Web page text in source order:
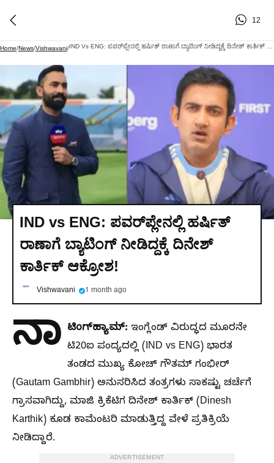
12
Home/News/Vishwavani/
IND vs ENG: ಪವರ್‌ಪ್ಲೇನಲ್ಲಿ ಹರ್ಷಿತ್‌
ರಾಣಾಗೆ ಬ್ಯಾಟಿಂಗ್‌ ನೀಡಿದ್ದಕ್ಕೆ ದಿನೇಶ್‌
ಕಾರ್ತಿಕ್‌ ಆಕ್ರೋಶ!
Vishwavani 1 month ago
ನಾ ಟಿಂಗ್‌ಹ್ಯಾಮ್‌: ಇಂಗ್ಲೆಂಡ್ ವಿರುದ್ಧದ ಮೂರನೇ
ಟಿ20ಐ ಪಂದ್ಯದಲ್ಲಿ (IND vs ENG) ಭಾರತ
ತಂಡದ ಮುಖ್ಯ ಕೋಚ್ ಗೌತಮ್ ಗಂಭೀರ್
(Gautam Gambhir) ಅನುಸರಿಸಿದ ತಂತ್ರಗಳು ಸಾಕಷ್ಟು ಚರ್ಚೆಗೆ
ಗ್ರಾಸವಾಗಿದ್ದು, ಮಾಜಿ ಕ್ರಿಕೆಟಿಗ ದಿನೇಶ್ ಕಾರ್ತಿಕ್ (Dinesh
Karthik) ಕೂಡ ಕಾಮೆಂಟರಿ ಮಾಡುತ್ತಿದ್ದ ವೇಳೆ ಪ್ರತಿಕ್ರಿಯೆ
ನೀಡಿದ್ದಾರೆ.
ADVERTISEMENT